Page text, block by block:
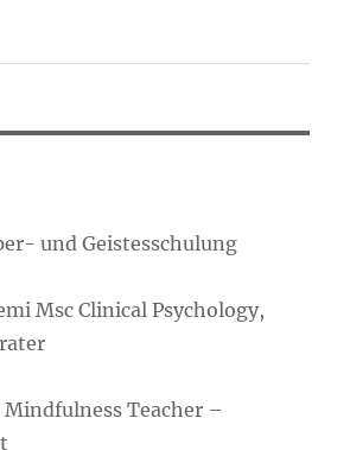
und Geistesschulung
Msc Clinical Psychology,
Mindfulness Teacher –